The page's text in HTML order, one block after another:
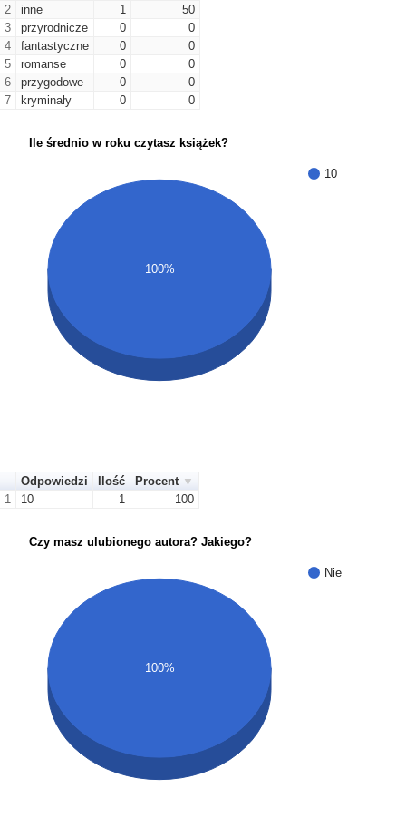
2
inne 1
50
3
przyrodnicze 0
0
4
fantastyczne 0
0
5
romanse 0
0
6
przygodowe 0
0
7
kryminały 0 0
Ile średnio w roku czytasz książek?
10
100%
Odpowiedzi Ilość
Procent
1
10 1 100
Czy masz ulubionego autora? Jakiego?
Nie
100%